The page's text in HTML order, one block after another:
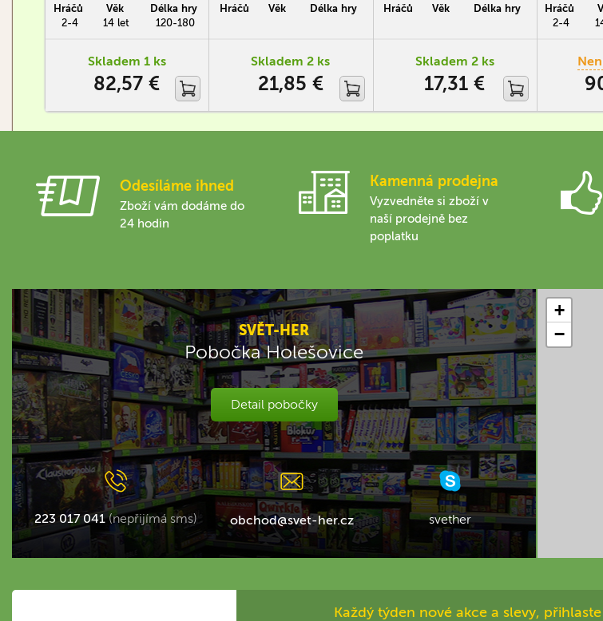
Martin Wallace, autor
například veleúspěšné hry
skvěle fungujících
mechanismů, které kladou na
hráče vysoké nároky.
Hráčů
2-4
Věk
14 let
Délka hry
120-180
Skladem 1 ks
82,57 €
mají své místo, insert počítá s
Hráčů Věk Délka hry
Skladem 2 ks
21,85 €
mají své místo, insert počítá s
Hráčů Věk Délka hry
Skladem 2 ks
17,31 €
jeho
Hráčů
2-4
Odesíláme ihned
Zboží vám dodáme do
24 hodin
Kamenná prodejna
Vyzvedněte si zboží v
naší prodejně bez
poplatku
SVĚT-HER
Pobočka Holešovice
Detail pobočky
223 017 041 (nepřijímá sms) obchod@svet-her.cz svether
+
−
Každý týden nové akce a slevy,